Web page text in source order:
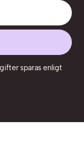
sparas enligt